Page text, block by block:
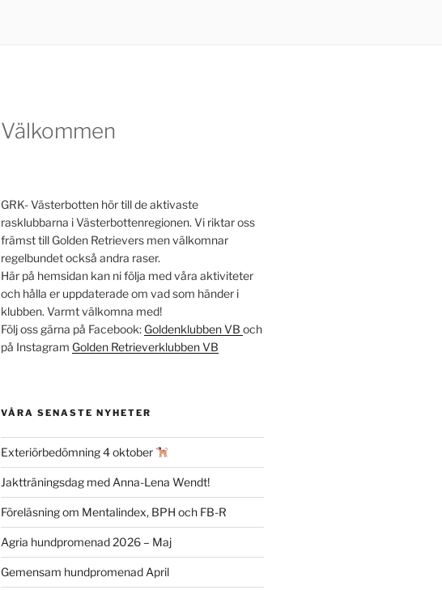
Välkommen
GRK- Västerbotten hör till de aktivaste
rasklubbarna i Västerbottenregionen. Vi riktar oss
främst till Golden Retrievers men välkomnar
regelbundet också andra raser.
Här på hemsidan kan ni följa med våra aktiviteter
och hålla er uppdaterade om vad som händer i
klubben. Varmt välkomna med!
Följ oss gärna på Facebook: Goldenklubben VB och
på Instagram Golden Retrieverklubben VB
VÅRA SENASTE NYHETER
Exteriörbedömning 4 oktober
Jaktträningsdag med Anna-Lena Wendt!
Föreläsning om Mentalindex, BPH och FB-R
Agria hundpromenad 2026 – Maj
Gemensam hundpromenad April